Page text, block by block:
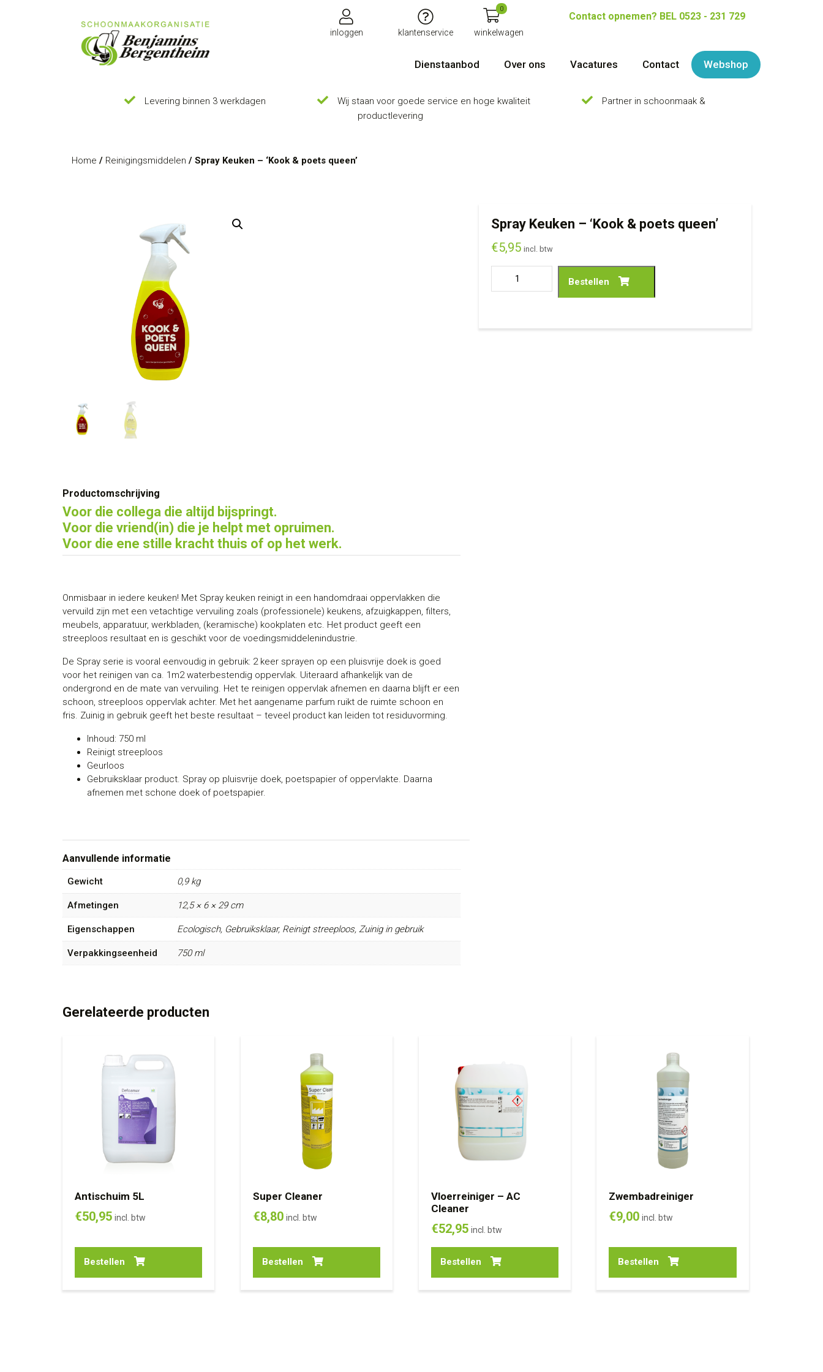
inloggen klantenservice
0
winkelwagen
Contact opnemen? BEL 0523 - 231 729
Dienstaanbod Over ons Vacatures Contact Webshop
Levering binnen 3 werkdagen Wij staan voor goede service en hoge kwaliteit
Partner in schoonmaak &
productlevering
Home / Reinigingsmiddelen / Spray Keuken – ‘Kook & poets queen’
Productomschrijving
Voor die collega die altijd bijspringt.
Voor die vriend(in) die je helpt met opruimen.
Voor die ene stille kracht thuis of op het werk.
Onmisbaar in iedere keuken! Met Spray keuken reinigt in een handomdraai oppervlakken die
vervuild zijn met een vetachtige vervuiling zoals (professionele) keukens, afzuigkappen, filters,
meubels, apparatuur, werkbladen, (keramische) kookplaten etc. Het product geeft een
streeploos resultaat en is geschikt voor de voedingsmiddelenindustrie.
De Spray serie is vooral eenvoudig in gebruik: 2 keer sprayen op een pluisvrije doek is goed
voor het reinigen van ca. 1m2 waterbestendig oppervlak. Uiteraard afhankelijk van de
ondergrond en de mate van vervuiling. Het te reinigen oppervlak afnemen en daarna blijft er een
schoon, streeploos oppervlak achter. Met het aangename parfum ruikt de ruimte schoon en
fris. Zuinig in gebruik geeft het beste resultaat – teveel product kan leiden tot residuvorming.
Inhoud: 750 ml
Reinigt streeploos
Geurloos
Gebruiksklaar product. Spray op pluisvrije doek, poetspapier of oppervlakte. Daarna
afnemen met schone doek of poetspapier.
Aanvullende informatie
Gewicht 0,9 kg
Afmetingen 12,5 × 6 × 29 cm
Eigenschappen Ecologisch, Gebruiksklaar, Reinigt streeploos, Zuinig in gebruik
Verpakkingseenheid 750 ml
Spray Keuken – ‘Kook & poets queen’
€5,95 incl. btw
queen' aantal
Bestellen
Gerelateerde producten
Antischuim 5L
€50,95 incl. btw
Bestellen
Super Cleaner
€8,80 incl. btw
Bestellen
Vloerreiniger – AC
Cleaner
€52,95 incl. btw
Bestellen
Zwembadreiniger
€9,00 incl. btw
Bestellen